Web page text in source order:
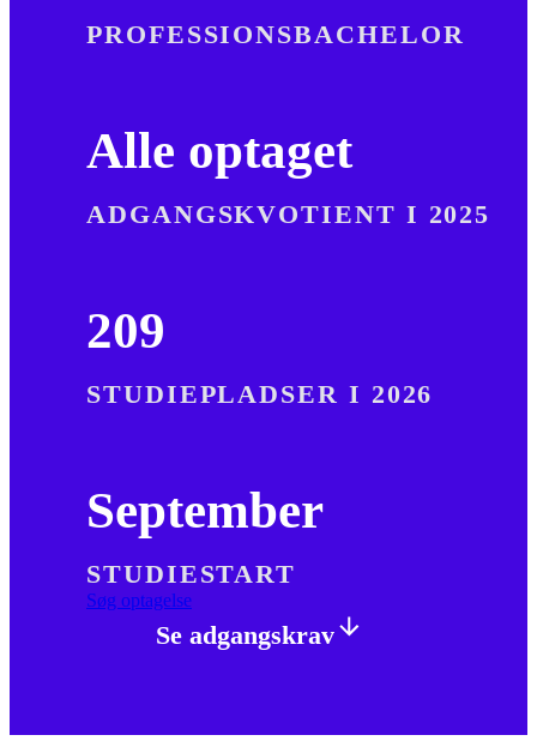
PROFESSIONSBACHELOR
Alle optaget
ADGANGSKVOTIENT I 2025
209
STUDIEPLADSER I 2026
September
STUDIESTART
Søg optagelse
Se adgangskrav